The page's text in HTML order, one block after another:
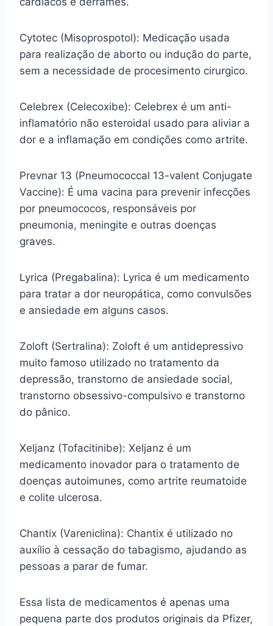
Cytotec (Misoprospotol): Medicação usada
para realização de aborto ou indução do parte,
sem a necessidade de procesimento cirurgico.
Celebrex (Celecoxibe): Celebrex é um anti-
inflamatório não esteroidal usado para aliviar a
dor e a inflamação em condições como artrite.
Prevnar 13 (Pneumococcal 13-valent Conjugate
Vaccine): É uma vacina para prevenir infecções
por pneumococos, responsáveis por
pneumonia, meningite e outras doenças
graves.
Lyrica (Pregabalina): Lyrica é um medicamento
para tratar a dor neuropática, como convulsões
e ansiedade em alguns casos.
Zoloft (Sertralina): Zoloft é um antidepressivo
muito famoso utilizado no tratamento da
depressão, transtorno de ansiedade social,
transtorno obsessivo-compulsivo e transtorno
do pânico.
Xeljanz (Tofacitinibe): Xeljanz é um
medicamento inovador para o tratamento de
doenças autoimunes, como artrite reumatoide
e colite ulcerosa.
Chantix (Vareniclina): Chantix é utilizado no
auxílio à cessação do tabagismo, ajudando as
pessoas a parar de fumar.
Essa lista de medicamentos é apenas uma
pequena parte dos produtos originais da Pfizer,